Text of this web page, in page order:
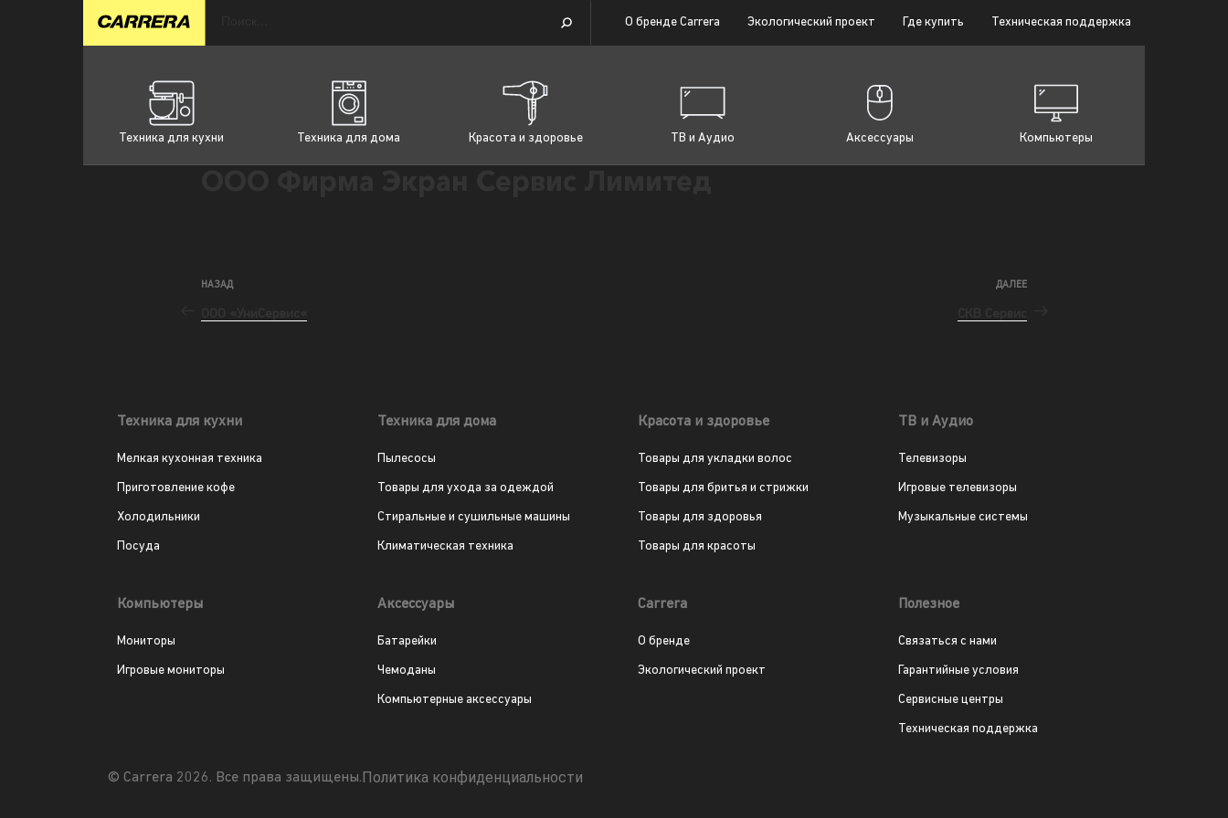
О бренде Carrera Экологический проект Где купить Техническая поддержка
Техника для кухни Техника для дома Красота и здоровье ТВ и Аудио Аксессуары Компьютеры
НАЗАД ДАЛЕЕ
Техника для кухни
Мелкая кухонная техника
Приготовление кофе
Холодильники
Посуда
Техника для дома
Пылесосы
Товары для ухода за одеждой
Стиральные и сушильные машины
Климатическая техника
Красота и здоровье
Товары для укладки волос
Товары для бритья и стрижки
Товары для здоровья
Товары для красоты
ТВ и Аудио
Телевизоры
Игровые телевизоры
Музыкальные системы
Компьютеры
Мониторы
Игровые мониторы
Аксессуары
Батарейки
Чемоданы
Компьютерные аксессуары
Carrera
О бренде
Экологический проект
Полезное
Связаться с нами
Гарантийные условия
Сервисные центры
Техническая поддержка
© Carrera 2026. Все права защищены.Политика конфиденциальности